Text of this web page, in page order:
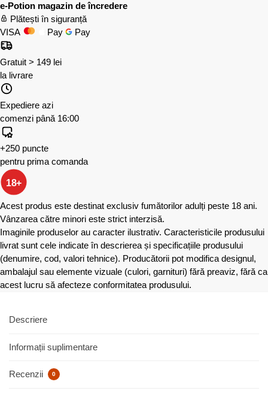
e-Potion magazin de încredere
Plătești în siguranță
VISA
Pay Pay
Gratuit > 149 lei
la livrare
Expediere azi
comenzi până 16:00
+250 puncte
pentru prima comanda
18+
Acest produs este destinat exclusiv fumătorilor adulți peste 18 ani.
Vânzarea către minori este strict interzisă.
Imaginile produselor au caracter ilustrativ. Caracteristicile produsului
livrat sunt cele indicate în descrierea și specificațiile produsului
(denumire, cod, valori tehnice). Producătorii pot modifica designul,
ambalajul sau elemente vizuale (culori, garnituri) fără preaviz, fără ca
acest lucru să afecteze conformitatea produsului.
Descriere
Informații suplimentare
Recenzii 0